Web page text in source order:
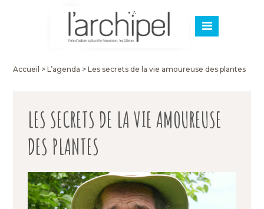
Accueil >L’agenda >Les secrets de la vie amoureuse des plantes
LES SECRETS DE LA VIE AMOUREUSE
DES PLANTES